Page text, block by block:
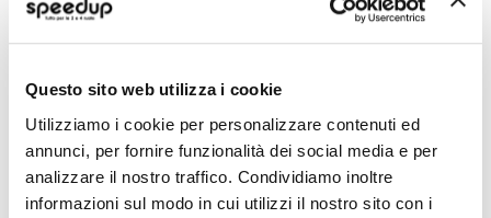
Questo sito web utilizza i cookie
Utilizziamo i cookie per personalizzare contenuti ed
annunci, per fornire funzionalità dei social media e per
analizzare il nostro traffico. Condividiamo inoltre
informazioni sul modo in cui utilizzi il nostro sito con i
Nero anteriore e posteriore
speciale
5,05 € -31%
CONSEGNA IN 48H
anteriore e posteriore
7,90 € -35%